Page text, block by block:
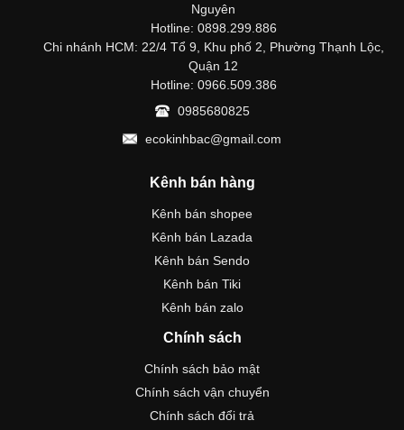
Nguyên
Hotline: 0898.299.886
Chi nhánh HCM: 22/4 Tổ 9, Khu phố 2, Phường Thạnh Lộc,
Quận 12
Hotline: 0966.509.386
0985680825
ecokinhbac@gmail.com
Kênh bán hàng
Kênh bán shopee
Kênh bán Lazada
Kênh bán Sendo
Kênh bán Tiki
Kênh bán zalo
Chính sách
Chính sách bảo mật
Chính sách vận chuyển
Chính sách đổi trả